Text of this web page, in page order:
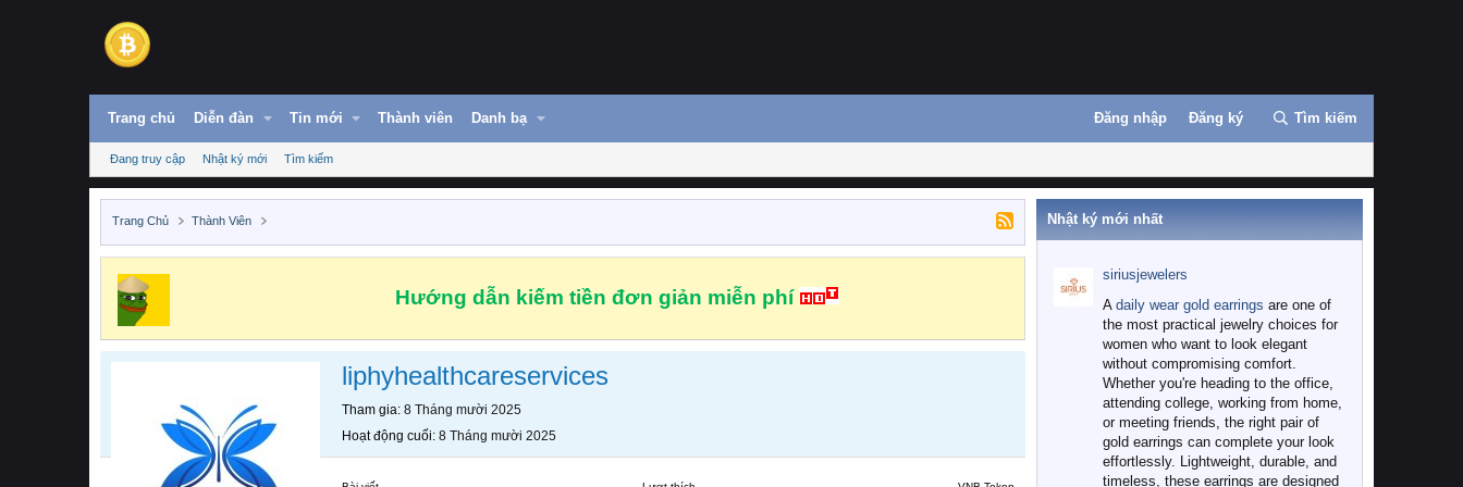
Trang chủ Diễn đàn Tin mới Thành viên Danh bạ Đăng nhập Đăng ký Tìm kiếm
Đang truy cập Nhật ký mới Tìm kiếm
Trang Chủ Thành Viên
Hướng dẫn kiếm tiền đơn giản miễn phí
liphyhealthcareservices
Tham gia 8 Tháng mười 2025
Hoạt động cuối 8 Tháng mười 2025
Nhật ký mới nhất
siriusjewelers
A daily wear gold earrings are one of
the most practical jewelry choices for
women who want to look elegant
without compromising comfort.
Whether you're heading to the office,
attending college, working from home,
or meeting friends, the right pair of
gold earrings can complete your look
effortlessly. Lightweight, durable, and
timeless, these earrings are designed